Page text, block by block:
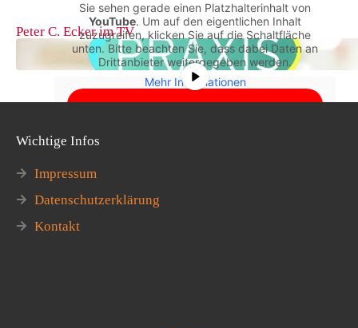
Peter C. Ecker im TV
Sie sehen gerade einen Platzhalterinhalt von
YouTube. Um auf den eigentlichen Inhalt
zuzugreifen, klicken Sie auf die Schaltfläche
unten. Bitte beachten Sie, dass dabei Daten an
Drittanbieter weitergegeben werden.
Mehr Informationen
Inhalt entsperren
Erforderlichen Service akzeptieren und
Wichtige Infos
Impressum
Datenschutzerklärung
Kontakt